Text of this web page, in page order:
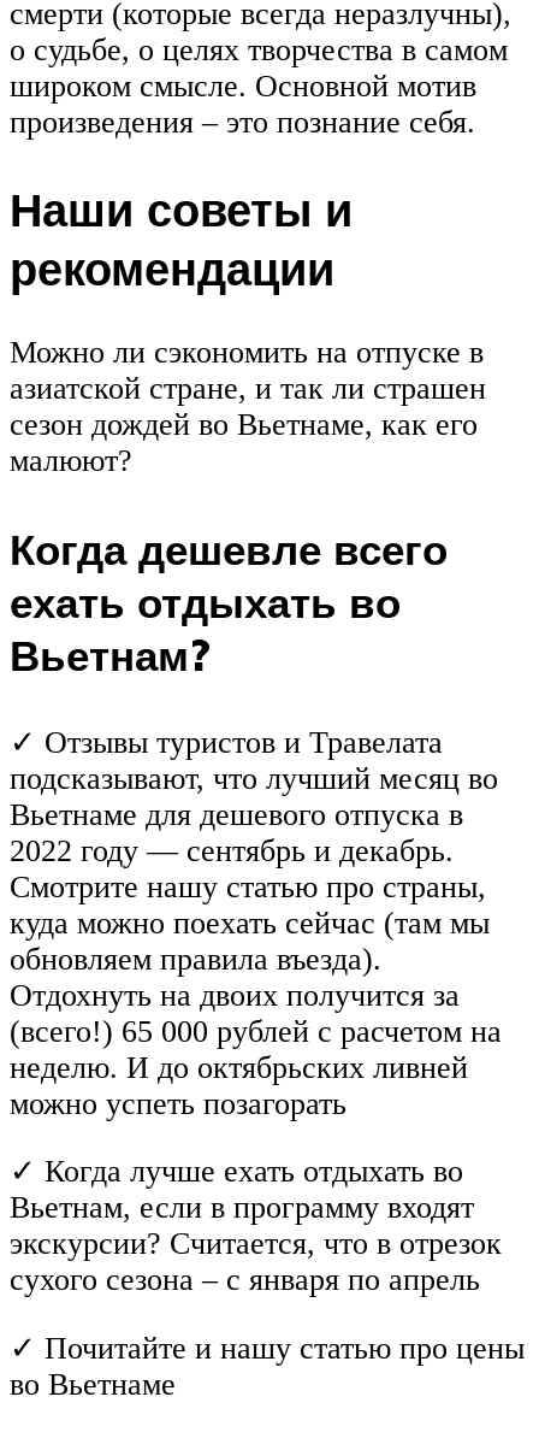
смерти (которые всегда неразлучны),
о судьбе, о целях творчества в самом
широком смысле. Основной мотив
произведения – это познание себя.
Наши советы и
рекомендации
Можно ли сэкономить на отпуске в
азиатской стране, и так ли страшен
сезон дождей во Вьетнаме, как его
малюют?
Когда дешевле всего
ехать отдыхать во
Вьетнам?
✓ Отзывы туристов и Травелата
подсказывают, что лучший месяц во
Вьетнаме для дешевого отпуска в
2022 году — сентябрь и декабрь.
Смотрите нашу статью про страны,
куда можно поехать сейчас (там мы
обновляем правила въезда).
Отдохнуть на двоих получится за
(всего!) 65 000 рублей с расчетом на
неделю. И до октябрьских ливней
можно успеть позагорать
✓ Когда лучше ехать отдыхать во
Вьетнам, если в программу входят
экскурсии? Считается, что в отрезок
сухого сезона – с января по апрель
✓ Почитайте и нашу статью про цены
во Вьетнаме